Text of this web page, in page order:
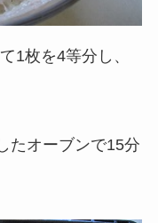
1枚を4等分し、
たオーブンで15分